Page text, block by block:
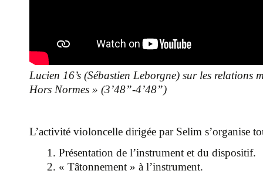
Lucien 16’s (Sébastien Leborgne) sur les
Hors Normes » (3’48”-4’48”)
L’activité violoncelle dirigée par Selim s’organise
1. Présentation de l’instrument et du dispositif.
2. « Tâtonnement » à l’instrument.